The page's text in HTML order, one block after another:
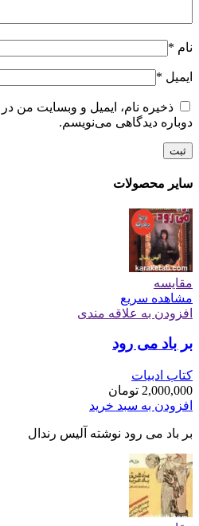
نام *
ایمیل *
ذخیره نام، ایمیل و وبسایت من
دوباره دیدگاهی می‌نویسم.
سایر محصولات
مقایسه
مشاهده سریع
افزودن به علاقه مندی
بر باد می رود
کتاب ادبیات
2,000,000 تومان
افزودن به سبد خرید
بر باد می رود نوشته آلیس رندال